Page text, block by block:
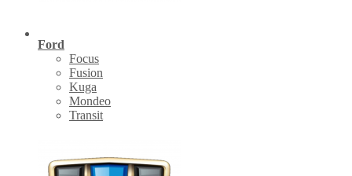
Ford
Focus
Fusion
Kuga
Mondeo
Transit